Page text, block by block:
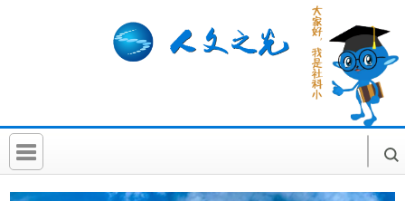
首 页